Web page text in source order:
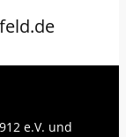
e.V. und